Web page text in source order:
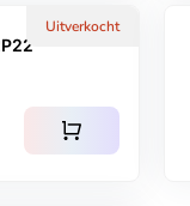
Uitverkocht
shopping_cart